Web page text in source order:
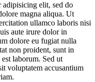
adipisicing elit, sed do
magna aliqua. Ut
ullamco laboris nisi
aute irure dolor in
dolore eu fugiat nulla
non proident, sunt in
laborum. Sed ut
voluptatem accusantium